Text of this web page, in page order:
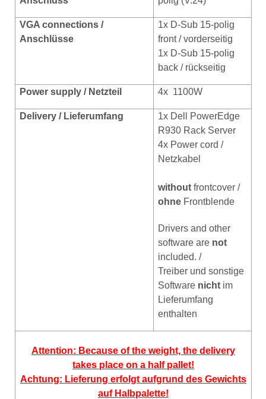
VGA connections /
Anschlüsse
1x D-Sub 15-polig
front / vorderseitig
1x D-Sub 15-polig
back / rückseitig
Power supply / Netzteil 4x 1100W
Delivery / Lieferumfang
1x Dell PowerEdge
R930 Rack Server
4x Power cord /
Netzkabel
without frontcover /
ohne Frontblende
Drivers and other
software are not
included. /
Treiber und sonstige
Software nicht im
Lieferumfang
enthalten
Attention: Because of the weight, the delivery
takes place on a half pallet!
Achtung: Lieferung erfolgt aufgrund des Gewichts
auf Halbpalette!